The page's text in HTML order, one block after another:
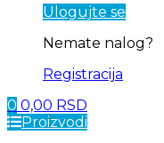
Ulogujte se
Nemate nalog?
Registracija
0 0,00 RSD
Proizvodi